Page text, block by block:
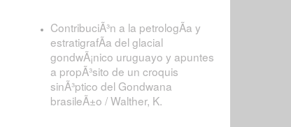
ContribuciÃ³n a la petrologÃ­a y
estratigrafÃ­a del glacial
gondwÃ¡nico uruguayo y apuntes
a propÃ³sito de un croquis
sinÃ³ptico del Gondwana
brasileÃ±o / Walther, K.